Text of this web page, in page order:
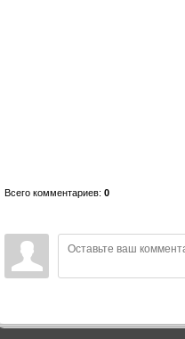
Всего комментариев: 0